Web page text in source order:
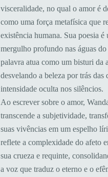
visceralidade, no qual o amor é
como uma força metafísica que
existência humana. Sua poesia é
mergulho profundo nas águas do
palavra atua como um bisturi da
desvelando a beleza por trás das
intensidade oculta nos silêncios.
Ao escrever sobre o amor,
transcende a subjetividade,
suas vivências em um espelho
reflete a complexidade do afeto
sua crueza e requinte,
a voz que traduz o eterno e o